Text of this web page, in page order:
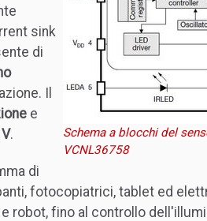
Schema a blocchi del
VCNL36758
sink
di
Il
e
.
di
fotocopiatrici, tablet ed
robot, fino al controllo